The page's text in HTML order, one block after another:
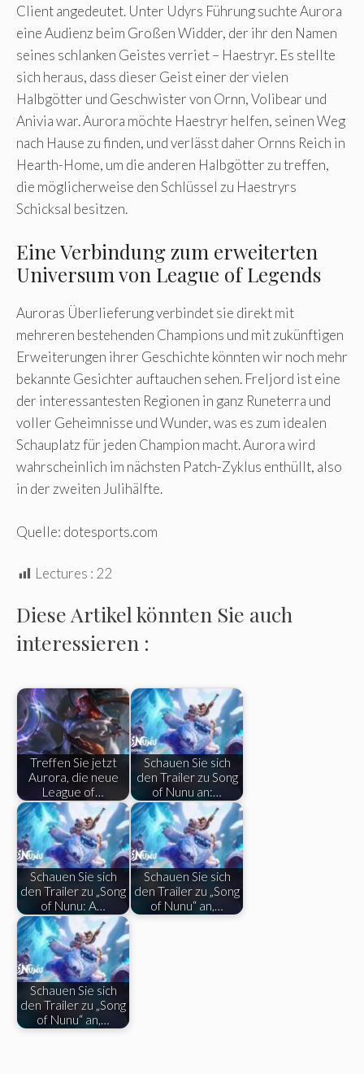
Client angedeutet. Unter Udyrs Führung suchte Aurora
eine Audienz beim Großen Widder, der ihr den Namen
seines schlanken Geistes verriet – Haestryr. Es stellte
sich heraus, dass dieser Geist einer der vielen
Halbgötter und Geschwister von Ornn, Volibear und
Anivia war. Aurora möchte Haestryr helfen, seinen Weg
nach Hause zu finden, und verlässt daher Ornns Reich in
Hearth-Home, um die anderen Halbgötter zu treffen,
die möglicherweise den Schlüssel zu Haestryrs
Schicksal besitzen.
Eine Verbindung zum erweiterten
Universum von League of Legends
Auroras Überlieferung verbindet sie direkt mit
mehreren bestehenden Champions und mit zukünftigen
Erweiterungen ihrer Geschichte könnten wir noch mehr
bekannte Gesichter auftauchen sehen. Freljord ist eine
der interessantesten Regionen in ganz Runeterra und
voller Geheimnisse und Wunder, was es zum idealen
Schauplatz für jeden Champion macht. Aurora wird
wahrscheinlich im nächsten Patch-Zyklus enthüllt, also
in der zweiten Julihälfte.
Quelle: dotesports.com
Lectures : 22
Diese Artikel könnten Sie auch
interessieren :
Treffen Sie jetzt
Aurora, die neue
League of…
Schauen Sie sich
den Trailer zu Song
of Nunu an:…
Schauen Sie sich
den Trailer zu „Song
of Nunu: A…
Schauen Sie sich
den Trailer zu „Song
of Nunu“ an,…
Schauen Sie sich
den Trailer zu „Song
of Nunu“ an,…